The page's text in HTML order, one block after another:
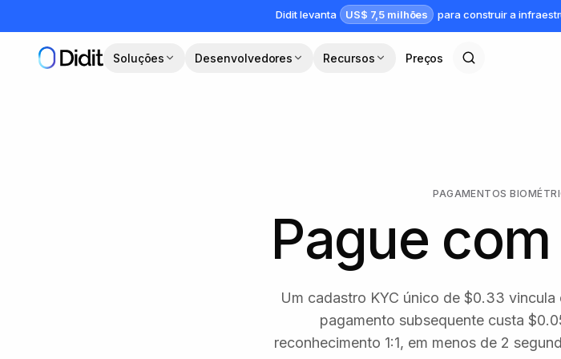
Didit levanta US$ 7,5 milhões para construir a
Soluções Desenvolvedores Recursos Preços
PAGAMENTOS
Pague com
Um cadastro KYC único de $0.33
pagamento subsequente custa
reconhecimento 1:1, em menos de 2